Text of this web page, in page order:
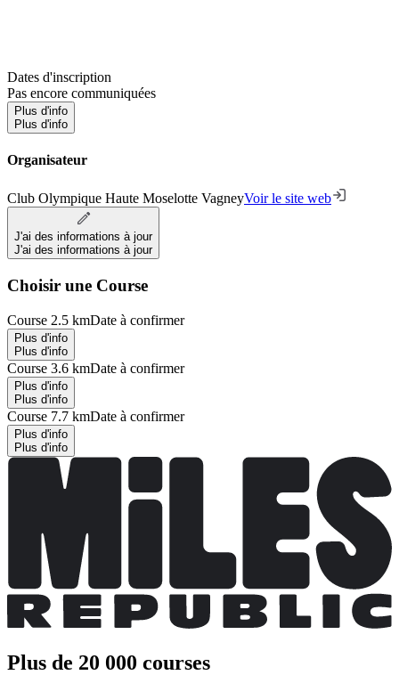
Dates d'inscription
Pas encore communiquées
Plus d'info
Plus d'info
Organisateur
Club Olympique Haute Moselotte VagneyVoir le site web
J'ai des informations à jour
J'ai des informations à jour
Choisir une Course
Course 2.5 kmDate à confirmer
Plus d'info
Plus d'info
Course 3.6 kmDate à confirmer
Plus d'info
Plus d'info
Course 7.7 kmDate à confirmer
Plus d'info
Plus d'info
Plus de 20 000 courses